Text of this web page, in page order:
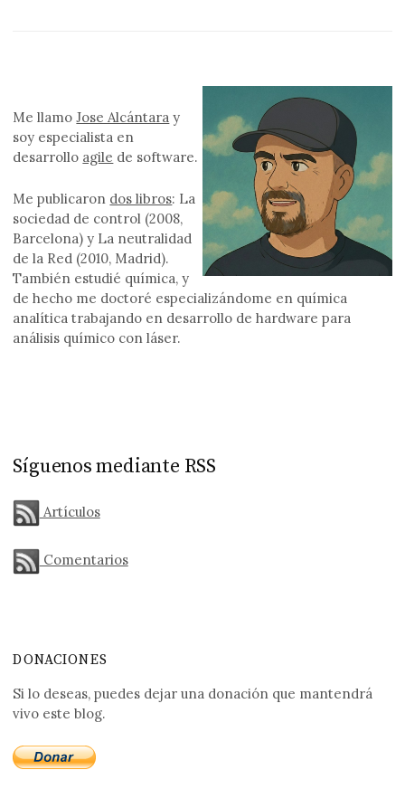
Me llamoJose Alcántara y
soy especialista en
desarrollo agile de software.
Me publicaron dos libros: La
sociedad de control (2008,
Barcelona) y La neutralidad
de la Red (2010, Madrid).
También estudié química, y
de hecho me doctoré especializándome en química
analítica trabajando en desarrollo de hardware para
análisis químico con láser.
Síguenos mediante RSS
Artículos
Comentarios
DONACIONES
Si lo deseas, puedes dejar una donación que mantendrá
vivo este blog.